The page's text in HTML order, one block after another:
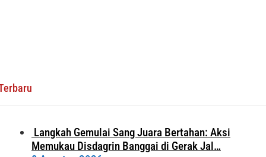
Langkah Gemulai Sang Juara Bertahan: Aksi
Memukau Disdagrin Banggai di Gerak Jal…